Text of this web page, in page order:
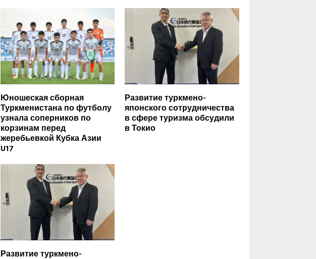
Юношеская сборная
Туркменистана по футболу
узнала соперников по
корзинам перед
жеребьевкой Кубка Азии
U17
Развитие туркмено-
японского сотрудничества
в сфере туризма обсудили
в Токио
Развитие туркмено-